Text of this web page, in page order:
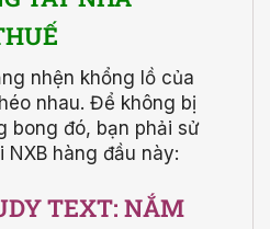
nhện khổng lồ của
nhau. Để không bị
bong đó, bạn phải sử
hàng đầu này:
TEXT: NẮM